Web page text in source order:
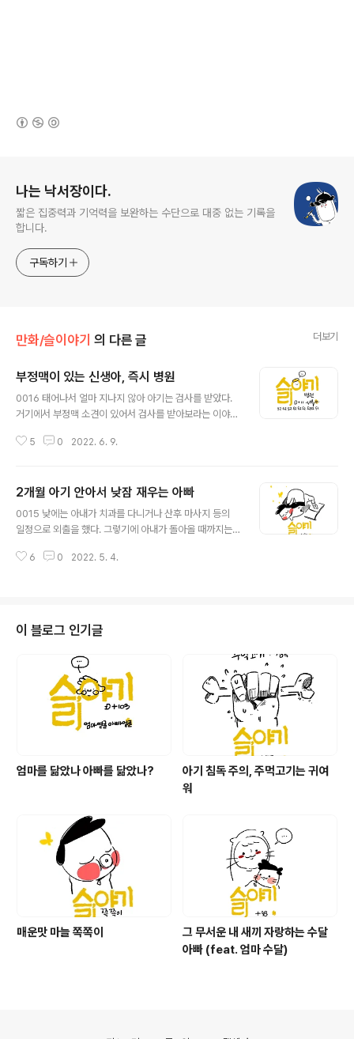
나는 낙서장이다.
짧은 집중력과 기억력을 보완하는 수단으로 대중 없는 기록을
합니다.
구독하기
만화/슬이야기 의 다른 글 더보기
부정맥이 있는 신생아, 즉시 병원
0016 태어나서 얼마 지나지 않아 아기는 검사를 받았다.
거기에서 부정맥 소견이 있어서 검사를 받아보라는 이야기
아기의 심장 소리를 듣더니 부정맥이 크게 잡힌다고 했다.
속해서 압박해 왔다. 아내가 몇몇 병원을 비교해보고 한 대
학병원 의사가 심장을 잘 본데서 거기로 예약을 했다. 최초
검사 시점은 생후 11일이 되는 날이었다. 너무나도 작은 아
사를 만나기 전에 접수부터 초음파 검사, 심전도 검사를 해
5 0 2022. 6. 9.
2개월 아기 안아서 낮잠 재우는 아빠
0015 낮에는 아내가 치과를 다니거나 산후 마사지 등의
일정으로 외출을 했다. 그렇기에 아내가 돌아올 때까지는
아주고 딸랑이와 동요로 놀아주고 하다보면 나도 모르게
니 딸에게 어떻게 대해주어도 울음바다가 된다던가. 그 울
음을 그치게 하기 위해서 해줄 수 있는 걸 다 해보았는데도
짜증을 부린다던가. 그럴 때 마다 나는 나 자신과 딸에게 짜
증의 감정을 느끼기도 했다. 그래도 아빠란 존재가 해줄 수
있는 것은 안아주고 먹여주고 진땀 나지만 달래주려고 애
쓰는 게 전부였다. 딸 아이를 ..
6 0 2022. 5. 4.
이 블로그 인기글
엄마를 닮았나 아빠를 닮았나?
아기 침독 주의, 주먹고기는 귀여
워
매운맛 마늘 쪽쪽이
그 무서운 내 새끼 자랑하는 수달
아빠 (feat. 엄마 수달)